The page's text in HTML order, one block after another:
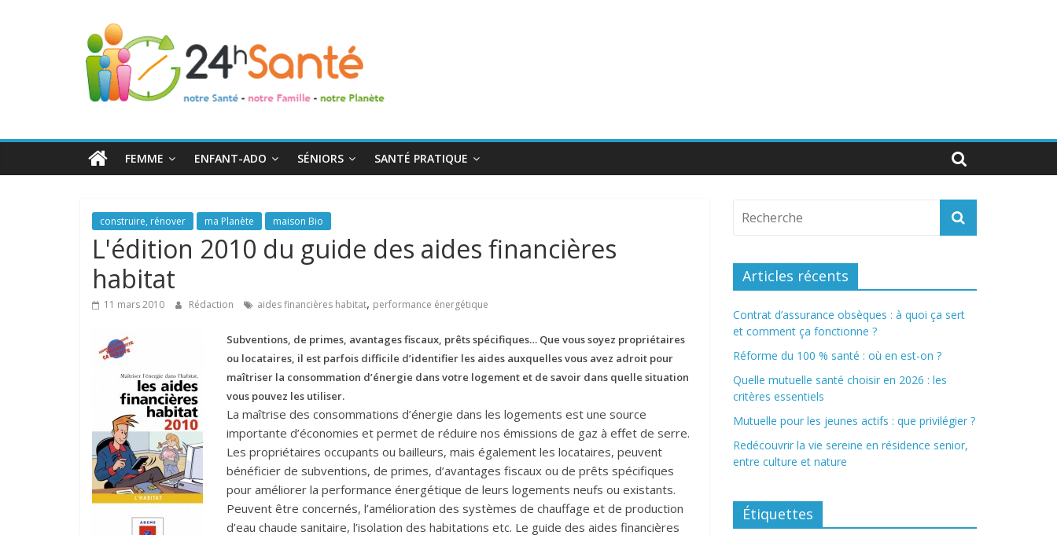
24h
Santé
toute
FEMME ENFANT-ADO SÉNIORS SANTÉ PRATIQUE
construire, rénover ma Planète maison Bio
L'édition 2010 du guide des aides financières
habitat
11 mars 2010 Rédaction aides financières habitat, performance énergétique
Subventions, de primes, avantages fiscaux, prêts spécifiques… Que vous soyez propriétaires
ou locataires, il est parfois difficile d’identifier les aides auxquelles vous avez adroit pour
maîtriser la consommation d’énergie dans votre logement et de savoir dans quelle situation
vous pouvez les utiliser.
La maîtrise des consommations d’énergie dans les logements est une source
importante d’économies et permet de réduire nos émissions de gaz à effet de serre.
Les propriétaires occupants ou bailleurs, mais également les locataires, peuvent
bénéficier de subventions, de primes, d’avantages fiscaux ou de prêts spécifiques
pour améliorer la performance énergétique de leurs logements neufs ou existants.
Peuvent être concernés, l’amélioration des systèmes de chauffage et de production
d’eau chaude sanitaire, l’isolation des habitations etc. Le guide des aides financières
Articles récents
Contrat d’assurance obsèques : à quoi ça sert
et comment ça fonctionne ?
Réforme du 100 % santé : où en est-on ?
Quelle mutuelle santé choisir en 2026 : les
critères essentiels
Mutuelle pour les jeunes actifs : que privilégier ?
Redécouvrir la vie sereine en résidence senior,
entre culture et nature
Étiquettes